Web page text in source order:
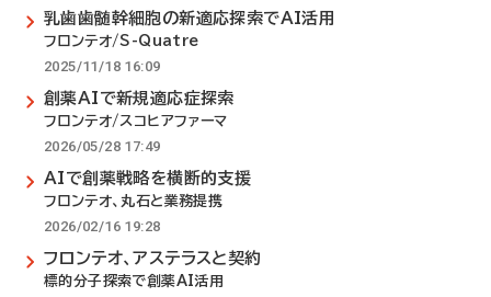
乳歯歯髄幹細胞の新適応探索でAI活用
フロンテオ/S-Quatre
2025/11/18 16:09
創薬AIで新規適応症探索
フロンテオ/スコヒアファーマ
2026/05/28 17:49
AIで創薬戦略を横断的支援
フロンテオ、丸石と業務提携
2026/02/16 19:28
フロンテオ、アステラスと契約
標的分子探索で創薬AI活用